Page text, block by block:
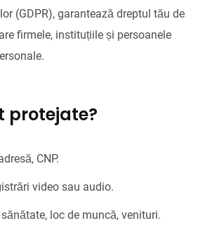
(GDPR), garantează dreptul tău de
firmele, instituțiile și persoanele
protejate?
CNP.
video sau audio.
loc de muncă, venituri.